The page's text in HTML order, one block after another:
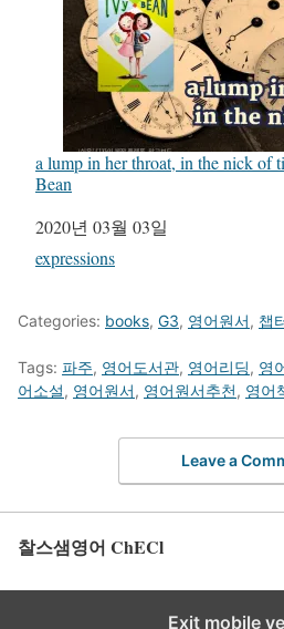
a lump in her throat, in the nick
Bean
일자
2020년 03월 03일
관련 항목
expressions
Categories: books, G3, 영어원서, 챕
Tags: 파주, 영어도서관, 영어리딩, 영
어소설, 영어원서, 영어원서추천, 영어
Leave a
찰스샘영어 ChECl
Exit mobile